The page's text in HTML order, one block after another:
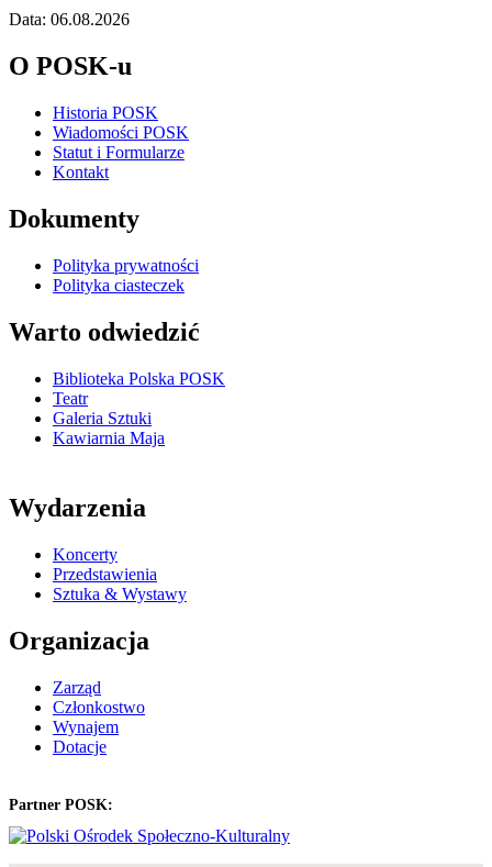
Data: 06.08.2026
O POSK-u
Historia POSK
Wiadomości POSK
Statut i Formularze
Kontakt
Dokumenty
Polityka prywatności
Polityka ciasteczek
Warto odwiedzić
Biblioteka Polska POSK
Teatr
Galeria Sztuki
Kawiarnia Maja
Wydarzenia
Koncerty
Przedstawienia
Sztuka & Wystawy
Organizacja
Zarząd
Członkostwo
Wynajem
Dotacje
Partner POSK: